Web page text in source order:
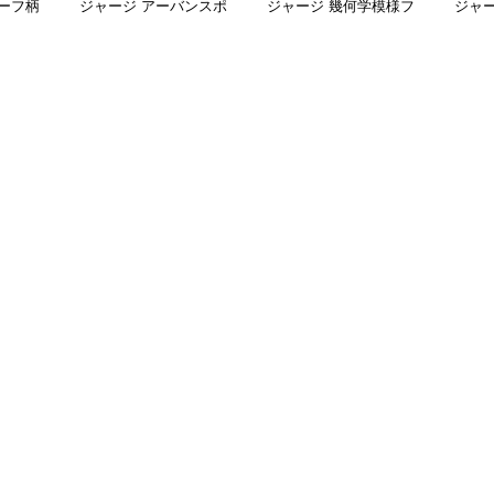
フ柄
ジャージ アーバンスポ
ジャージ 幾何学模様フ
ジャ